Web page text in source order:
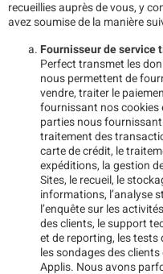
recueillies auprès de vous, y
avez soumise de la manière
Fournisseur de service
Perfect transmet les
nous permettent de
vendre, traiter le
fournissant nos cookies
parties nous
traitement des
carte de crédit, le
expéditions, la gestion
Sites, le recueil, le
informations, l’analyse
l’enquête sur les
des clients, le support
et de reporting, les tests
les sondages des clients
Applis. Nous avons